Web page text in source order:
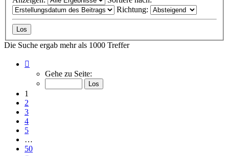
Richtung:
Die Suche ergab mehr als 1000 Treffer
von
Gehe zu Seite:
1
2
3
4
5
…
50